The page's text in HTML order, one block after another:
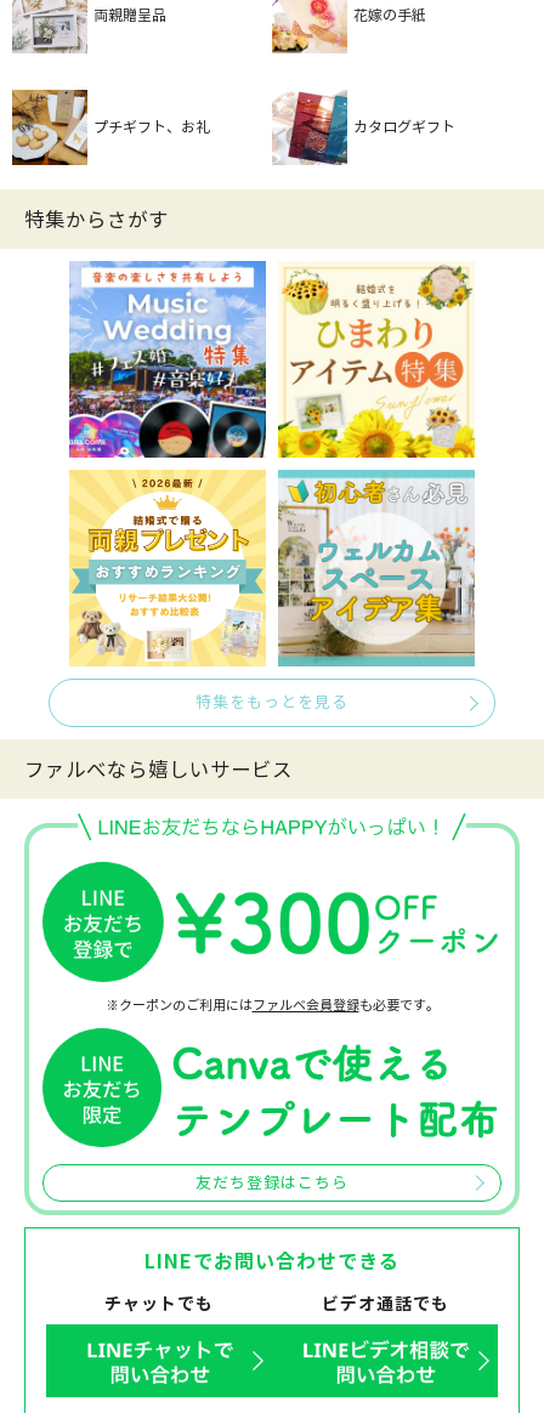
両親贈呈品 花嫁の手紙
プチギフト、お礼 カタログギフト
特集からさがす
特集をもっとを見る
ファルべなら嬉しいサービス
※クーポンのご利用にはファルベ会員登録も必要です。
友だち登録はこちら
LINEでお問い合わせできる
チャットでも ビデオ通話でも